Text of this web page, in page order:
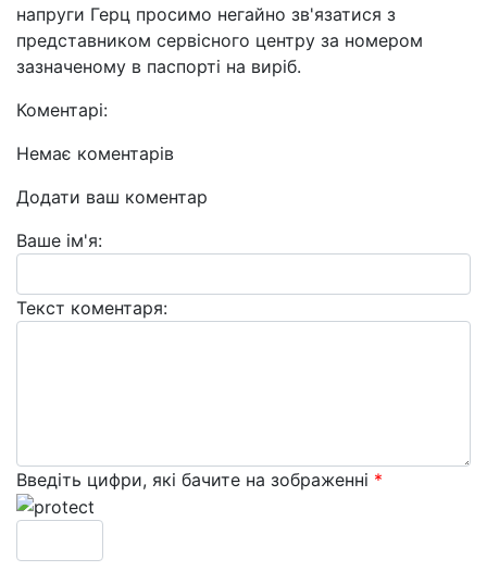
напруги Герц просимо негайно зв'язатися з
представником сервісного центру за номером
зазначеному в паспорті на виріб.
Коментарі:
Немає коментарів
Додати ваш коментар
Ваше ім'я:
Текст коментаря:
Введіть цифри, які бачите на зображенні *